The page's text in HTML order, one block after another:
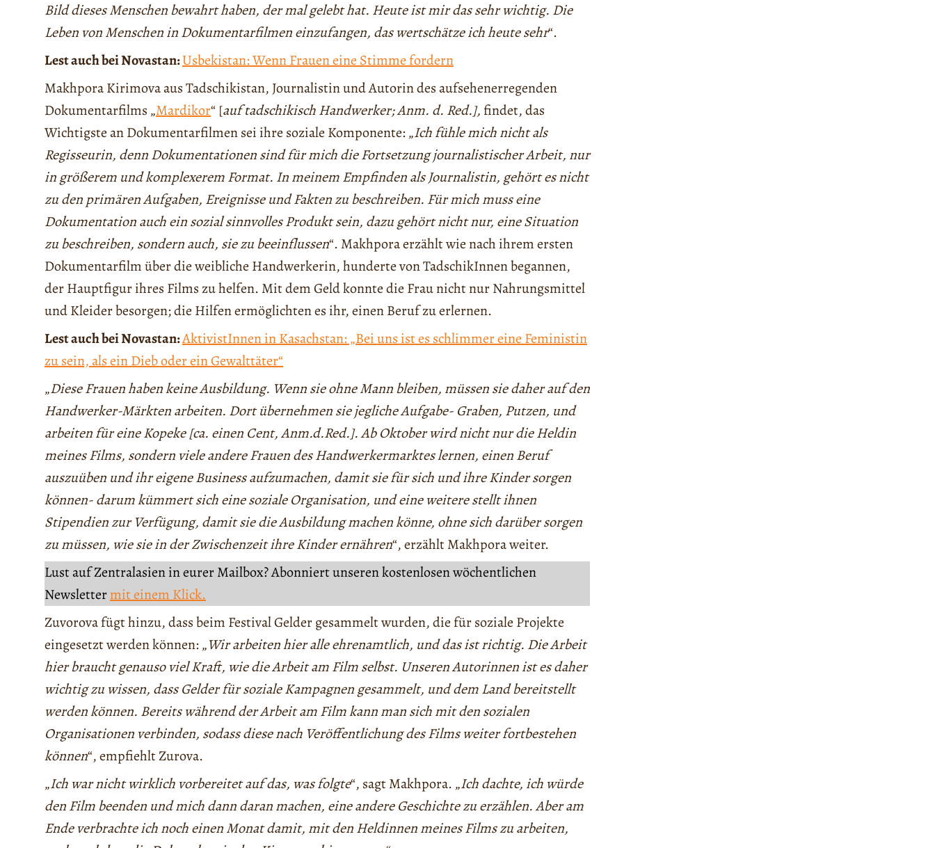
Bild dieses Menschen bewahrt haben, der mal gelebt hat. Heute ist mir das sehr wichtig. Die
Leben von Menschen in Dokumentarfilmen einzufangen, das wertschätze ich heute sehr“.
Lest auch bei Novastan:Usbekistan: Wenn Frauen eine Stimme fordern
Makhpora Kirimova aus Tadschikistan, Journalistin und Autorin des aufsehenerregenden
Dokumentarfilms „Mardikor“ [auf tadschikisch Handwerker; Anm. d. Red.],findet, das
Wichtigste an Dokumentarfilmen sei ihre soziale Komponente: „Ich fühle mich nicht als
Regisseurin, denn Dokumentationen sind für mich die Fortsetzung journalistischer Arbeit, nur
in größerem und komplexerem Format. In meinem Empfinden als Journalistin, gehört es nicht
zu den primären Aufgaben, Ereignisse und Fakten zu beschreiben. Für mich muss eine
Dokumentation auch ein sozial sinnvolles Produkt sein, dazu gehört nicht nur, eine Situation
zu beschreiben, sondern auch, sie zu beeinflussen“. Makhpora erzählt wie nach ihrem ersten
Dokumentarfilm über die weibliche Handwerkerin, hunderte von TadschikInnen begannen,
der Hauptfigur ihres Films zu helfen. Mit dem Geld konnte die Frau nicht nur Nahrungsmittel
und Kleider besorgen; die Hilfen ermöglichten es ihr, einen Beruf zu erlernen.
Lest auch bei Novastan:AktivistInnen in Kasachstan: „Bei uns ist es schlimmer eine Feministin
zu sein, als ein Dieb oder ein Gewalttäter“
„Diese Frauen haben keine Ausbildung. Wenn sie ohne Mann bleiben, müssen sie daher auf den
Handwerker-Märkten arbeiten. Dort übernehmen sie jegliche Aufgabe- Graben, Putzen, und
arbeiten für eine Kopeke [ca. einen Cent, Anm.d.Red.]. Ab Oktober wird nicht nur die Heldin
meines Films, sondern viele andere Frauen des Handwerkermarktes lernen, einen Beruf
auszuüben und ihr eigene Business aufzumachen, damit sie für sich und ihre Kinder sorgen
können- darum kümmert sich eine soziale Organisation, und eine weitere stellt ihnen
Stipendien zur Verfügung, damit sie die Ausbildung machen könne, ohne sich darüber sorgen
zu müssen, wie sie in der Zwischenzeit ihre Kinder ernähren“, erzählt Makhpora weiter.
Lust auf Zentralasien in eurer Mailbox? Abonniert unseren kostenlosen wöchentlichen
Newslettermit einem Klick.
Zuvorova fügt hinzu, dass beim Festival Gelder gesammelt wurden, die für soziale Projekte
eingesetzt werden können: „Wir arbeiten hier alle ehrenamtlich, und das ist richtig. Die Arbeit
hier braucht genauso viel Kraft, wie die Arbeit am Film selbst. Unseren Autorinnen ist es daher
wichtig zu wissen, dass Gelder für soziale Kampagnen gesammelt, und dem Land bereitstellt
werden können. Bereits während der Arbeit am Film kann man sich mit den sozialen
Organisationen verbinden, sodass diese nach Veröffentlichung des Films weiter fortbestehen
können“, empfiehlt Zurova.
„Ich war nicht wirklich vorbereitet auf das, was folgte“, sagt Makhpora. „Ich dachte, ich würde
den Film beenden und mich dann daran machen, eine andere Geschichte zu erzählen. Aber am
Ende verbrachte ich noch einen Monat damit, mit den Heldinnen meines Films zu arbeiten,